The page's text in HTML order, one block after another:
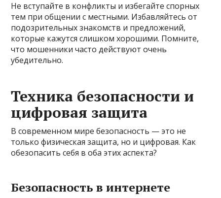
Не вступайте в конфликты и избегайте спорных
тем при общении с местными. Избавляйтесь от
подозрительных знакомств и предложений,
которые кажутся слишком хорошими. Помните,
что мошенники часто действуют очень
убедительно.
Техника безопасности и
цифровая защита
В современном мире безопасность — это не
только физическая защита, но и цифровая. Как
обезопасить себя в оба этих аспекта?
Безопасность в интернете